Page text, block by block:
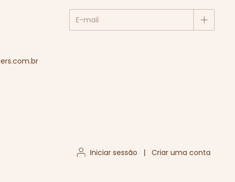
Iniciar sessão | Criar uma conta